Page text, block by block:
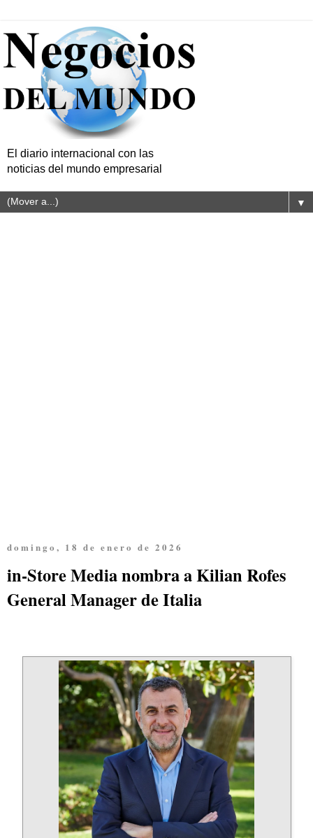
El diario internacional con las
noticias del mundo empresarial
▼
domingo, 18 de enero de 2026
in-Store Media nombra a Kilian Rofes
General Manager de Italia